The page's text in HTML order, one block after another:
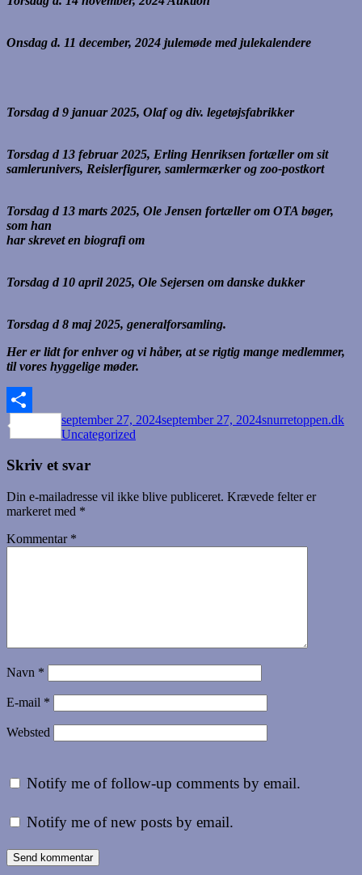
Onsdag d. 11 december, 2024 julemøde med julekalendere
Torsdag d 9 januar 2025, Olaf og div. legetøjsfabrikker
Torsdag d 13 februar 2025, Erling Henriksen fortæller om sit
samlerunivers, Reislerfigurer, samlermærker og zoo-postkort
Torsdag d 13 marts 2025, Ole Jensen fortæller om OTA bøger,
som han
har skrevet en biografi om
Torsdag d 10 april 2025, Ole Sejersen om danske dukker
Torsdag d 8 maj 2025, generalforsamling.
Her er lidt for enhver og vi håber, at se rigtig mange medlemmer,
til vores hyggelige møder.
Share
Udgivet
i
september 27, 2024september 27, 2024Forfatter
snurretoppen.dk
Uncategorized
Skriv et svar
Din e-mailadresse vil ikke blive publiceret. Krævede felter er
markeret med *
Kommentar *
Navn *
E-mail *
Websted
Notify me of follow-up comments by email.
Notify me of new posts by email.